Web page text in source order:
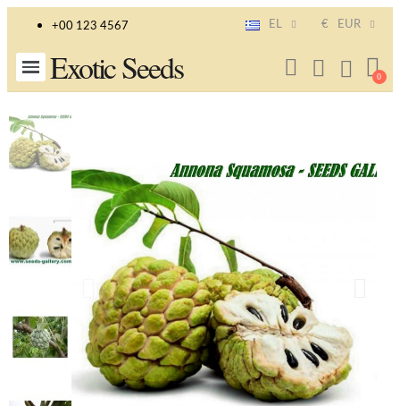
+00 123 4567 EL € EUR
Exotic Seeds